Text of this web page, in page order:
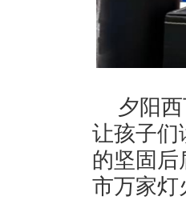
夕阳
让孩子们
的坚固后
市万家灯